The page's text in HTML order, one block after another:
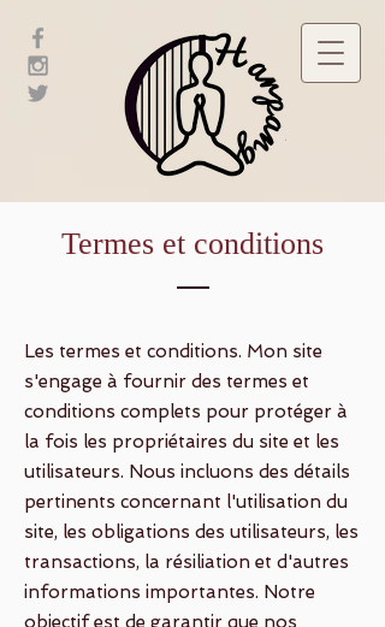
Termes et conditions
Les termes et conditions. Mon site
s'engage à fournir des termes et
conditions complets pour protéger à
la fois les propriétaires du site et les
utilisateurs. Nous incluons des détails
pertinents concernant l'utilisation du
site, les obligations des utilisateurs, les
transactions, la résiliation et d'autres
informations importantes. Notre
objectif est de garantir que nos